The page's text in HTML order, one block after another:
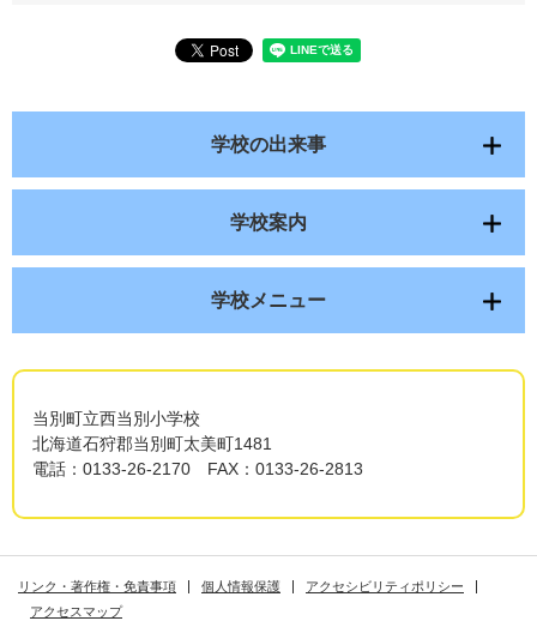
学校の出来事
学校案内
学校メニュー
当別町立西当別小学校
北海道石狩郡当別町太美町1481
電話：0133-26-2170 FAX：0133-26-2813
リンク・著作権・免責事項 個人情報保護
アクセシビリティポリシー
アクセスマップ